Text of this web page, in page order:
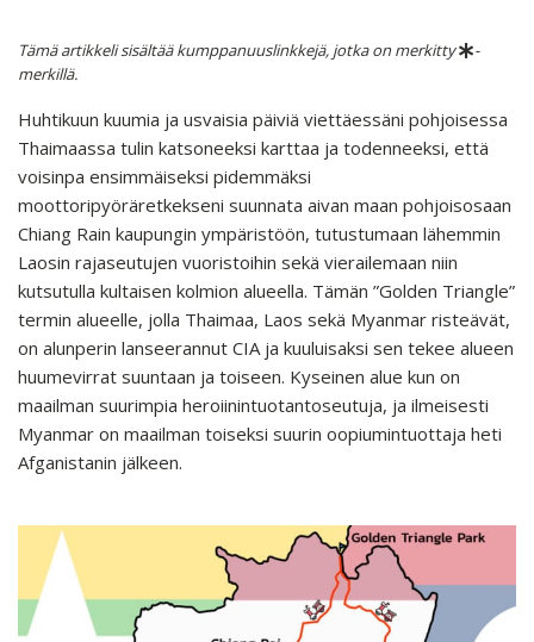
Tämä artikkeli sisältää kumppanuuslinkkejä, jotka on merkitty
-
merkillä.
Huhtikuun kuumia ja usvaisia päiviä viettäessäni pohjoisessa
Thaimaassa tulin katsoneeksi karttaa ja todenneeksi, että
voisinpa ensimmäiseksi pidemmäksi
moottoripyöräretkekseni suunnata aivan maan pohjoisosaan
Chiang Rain kaupungin ympäristöön, tutustumaan lähemmin
Laosin rajaseutujen vuoristoihin sekä vierailemaan niin
kutsutulla kultaisen kolmion alueella. Tämän ”Golden Triangle”
termin alueelle, jolla Thaimaa, Laos sekä Myanmar risteävät,
on alunperin lanseerannut CIA ja kuuluisaksi sen tekee alueen
huumevirrat suuntaan ja toiseen. Kyseinen alue kun on
maailman suurimpia heroiinintuotantoseutuja, ja ilmeisesti
Myanmar on maailman toiseksi suurin oopiumintuottaja heti
Afganistanin jälkeen.